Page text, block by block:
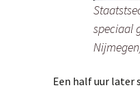
speciaal
Een half uur later